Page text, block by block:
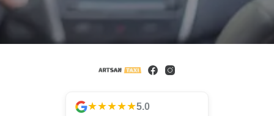
★★★★★5.0